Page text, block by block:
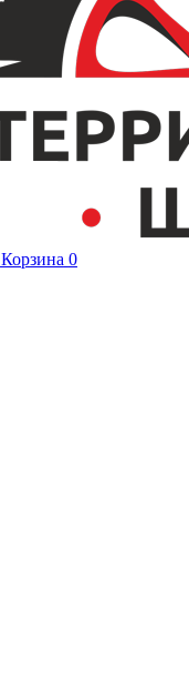
Корзина 0